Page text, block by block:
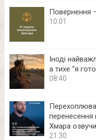
Повернення
10:01
Іноді
а тихе “я
08:40
перенесення
Хмара
21:30